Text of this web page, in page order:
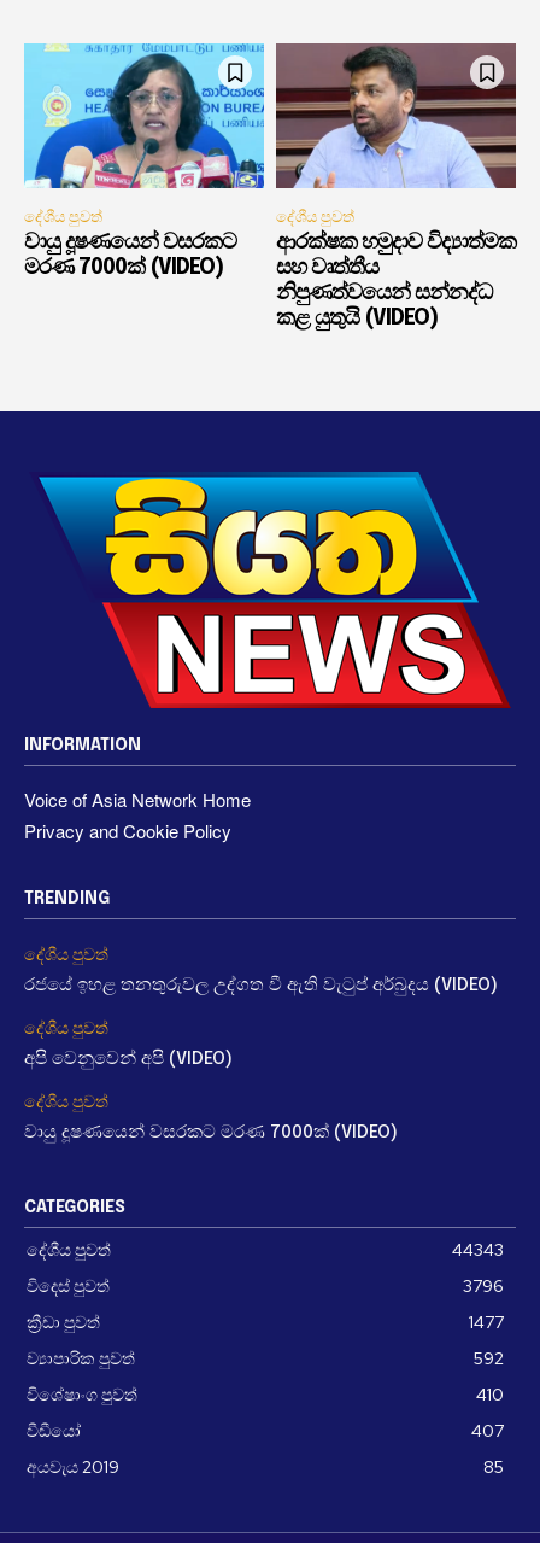
දේශීය පුවත්
වායු දූෂණයෙන් වසරකට
මරණ 7000ක් (VIDEO)
දේශීය පුවත්
ආරක්ෂක හමුදාව විද්‍යාත්මක
සහ වෘත්තීය
නිපුණත්වයෙන් සන්නද්ධ
කළ යුතුයි (VIDEO)
INFORMATION
Voice of Asia Network Home
Privacy and Cookie Policy
TRENDING
දේශීය පුවත්
රජයේ ඉහළ තනතුරුවල උද්ගත වී ඇති වැටුප් අර්බුදය (VIDEO)
දේශීය පුවත්
අපි වෙනුවෙන් අපි (VIDEO)
දේශීය පුවත්
වායු දූෂණයෙන් වසරකට මරණ 7000ක් (VIDEO)
CATEGORIES
දේශීය පුවත්
44343
විදෙස් පුවත්
3796
ක්‍රීඩා පුවත්
1477
ව්‍යාපාරික පුවත්
592
විශේෂාංග පුවත්
410
වීඩීයෝ
407
අයවැය 2019
85